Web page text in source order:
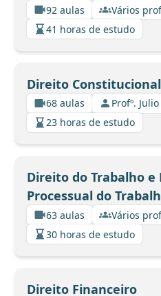
92 aulas
Vários
41 horas de estudo
Direito Constitucional
68 aulas
Profº.
23 horas de estudo
Direito do Trabalho e
Processual do
63 aulas
Vários
30 horas de estudo
Direito Financeiro